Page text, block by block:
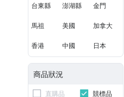
台東縣 澎湖縣 金門
馬祖 美國 加拿大
香港 中國 日本
商品狀況
直購品
競標品